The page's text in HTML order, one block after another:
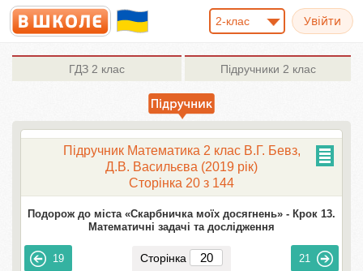
2-клас
ГДЗ 2 клас Підручники 2 клас
Підручник Математика 2 клас В.Г. Бевз,
Д.В. Васильєва (2019 рік)
Сторінка 20 з 144
Подорож до міста «Скарбничка моїх досягнень» - Крок 13.
Математичні задачі та дослідження
19 Сторінка 21